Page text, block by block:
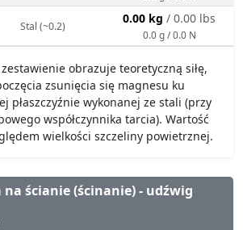
Stal (~0.2)
0.00 kg / 0.00 lbs
0.0 g / 0.0 N
obrazuje teoretyczną siłę,
zsunięcia się magnesu ku
płaszczyźnie wykonanej ze stali (przy
współczynnika tarcia). Wartość
wielkości szczeliny powietrznej.
na ścianie (ścinanie) - udźwig